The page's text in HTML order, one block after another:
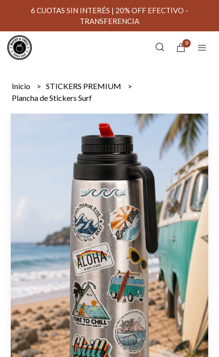
6 CUOTAS SIN INTERÉS | 20% OFF EFECTIVO -
TRANSFERENCIA
0
Inicio
STICKERS PREMIUM
Plancha de Stickers Surf